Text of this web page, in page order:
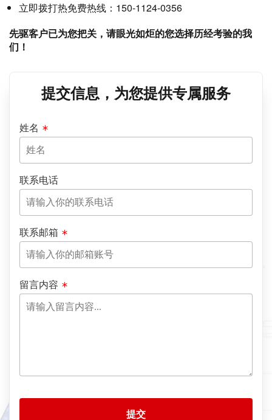
立即拨打热免费热线：150-1124-0356
先驱客户已为您把关，请眼光如炬的您选择历经考验的我
们！
提交信息，为您提供专属服务
姓名
联系电话
联系邮箱
留言内容
提交